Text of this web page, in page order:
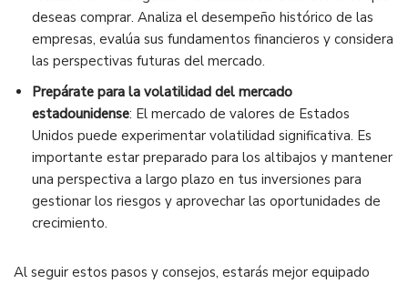
deseas comprar. Analiza el desempeño histórico de las
empresas, evalúa sus fundamentos financieros y considera
las perspectivas futuras del mercado.
Prepárate para la volatilidad del mercado
estadounidense: El mercado de valores de Estados
Unidos puede experimentar volatilidad significativa. Es
importante estar preparado para los altibajos y mantener
una perspectiva a largo plazo en tus inversiones para
gestionar los riesgos y aprovechar las oportunidades de
crecimiento.
Al seguir estos pasos y consejos, estarás mejor equipado